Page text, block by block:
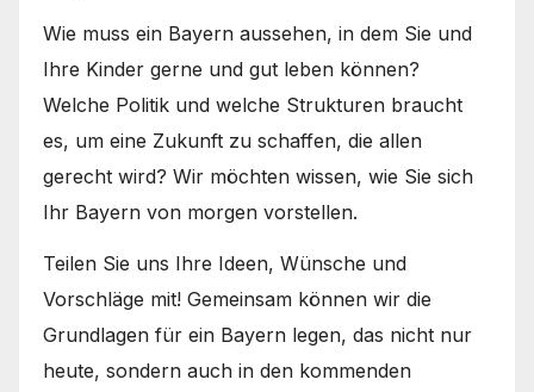
Wie muss ein Bayern aussehen, in dem Sie und
Ihre Kinder gerne und gut leben können?
Welche Politik und welche Strukturen braucht
es, um eine Zukunft zu schaffen, die allen
gerecht wird? Wir möchten wissen, wie Sie sich
Ihr Bayern von morgen vorstellen.
Teilen Sie uns Ihre Ideen, Wünsche und
Vorschläge mit! Gemeinsam können wir die
Grundlagen für ein Bayern legen, das nicht nur
heute, sondern auch in den kommenden